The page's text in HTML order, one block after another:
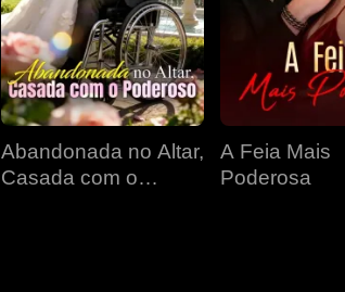
Abandonada no Altar,
Casada com o
A Feia Mais
Poderosa